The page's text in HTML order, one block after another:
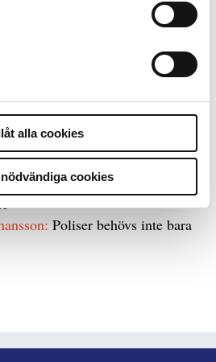
alla cookies
cookies
Det är inte evidenskrav som
för höga krav på evidens kan
göra något alls
Poliser behövs inte bara